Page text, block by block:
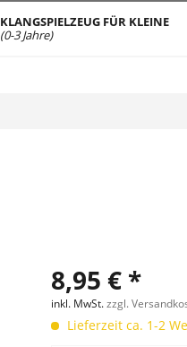
KLANGSPIELZEUG FÜR KLEINE
(0-3 Jahre)
8,95 € *
inkl. MwSt.zzgl.
Lieferzeit ca. 1-2